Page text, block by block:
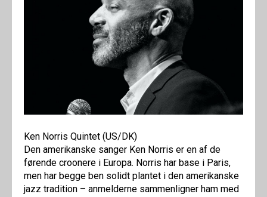
Ken Norris Quintet (US/DK)
Den amerikanske sanger Ken Norris er en af de
førende croonere i Europa. Norris har base i Paris,
men har begge ben solidt plantet i den amerikanske
jazz tradition – anmelderne sammenligner ham med